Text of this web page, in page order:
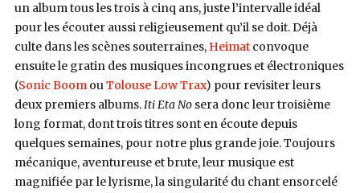
un album tous les trois à cinq ans, juste l’intervalle idéal
pour les écouter aussi religieusement qu’il se doit. Déjà
culte dans les scènes souterraines, Heimatconvoque
ensuite le gratin des musiques incongrues et électroniques
(Sonic BoomouTolouse Low Trax) pour revisiter leurs
deux premiers albums.Iti Eta Nosera donc leur troisième
long format, dont trois titres sont en écoute depuis
quelques semaines, pour notre plus grande joie. Toujours
mécanique, aventureuse et brute, leur musique est
magnifiée par le lyrisme, la singularité du chant ensorcelé